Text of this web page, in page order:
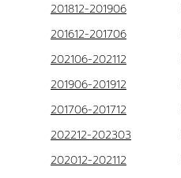
201812-201906
201612-201706
202106-202112
201906-201912
201706-201712
202212-202303
202012-202112